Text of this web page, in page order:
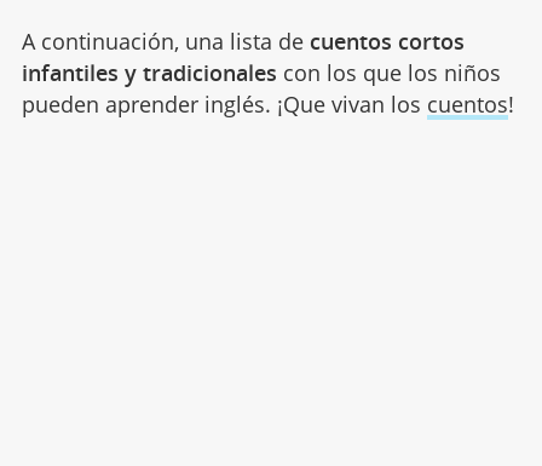
A continuación, una lista de cuentos cortos
infantiles y tradicionales con los que los niños
pueden aprender inglés. ¡Que vivan los cuentos!